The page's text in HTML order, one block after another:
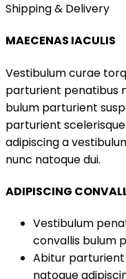
Shipping & Delivery
MAECENAS IACULIS
Vestibulum curae
parturient penatibus
bulum parturient
parturient
adipiscing a
nunc natoque dui.
ADIPISCING
Vestibulum
convallis bulum
Abitur
natoque